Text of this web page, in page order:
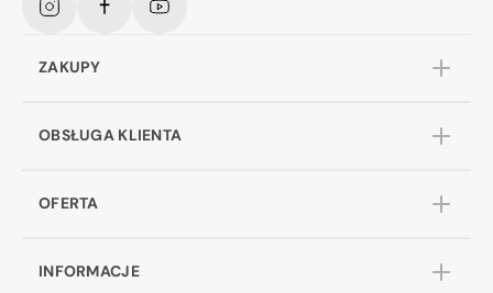
InstagramFacebookYouTube
ZAKUPY
OBSŁUGA KLIENTA
OFERTA
INFORMACJE